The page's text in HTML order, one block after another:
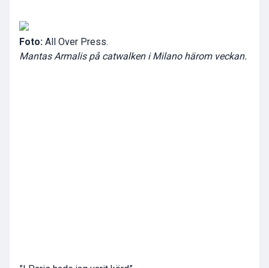
Foto: All Over Press.
Mantas Armalis på catwalken i Milano härom veckan.